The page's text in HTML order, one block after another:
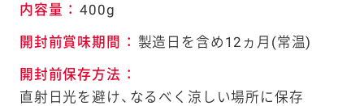
内容量 ： 400g
開封前賞味期間 ： 製造日を含め12ヵ月(常温)
開封前保存方法 ：
直射日光を避け、なるべく涼しい場所に保存